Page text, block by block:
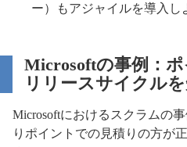
ー）もアジャイルを導入し
Microsoftの事例：ポ
リリースサイクル
Microsoftにおけるスクラムの
りポイントでの見積りの方が